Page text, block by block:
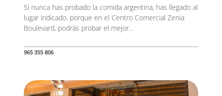
Si nunca has probado la comida argentina, has llegado al
lugar indicado, porque en el Centro Comercial Zenia
Boulevard, podrás probar el mejor...
965 355 806